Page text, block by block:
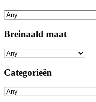
Breinaald maat
Categorieën